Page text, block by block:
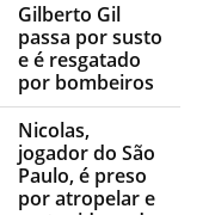
Gilberto Gil
passa por susto
e é resgatado
por bombeiros
Nicolas,
jogador do São
Paulo, é preso
por atropelar e